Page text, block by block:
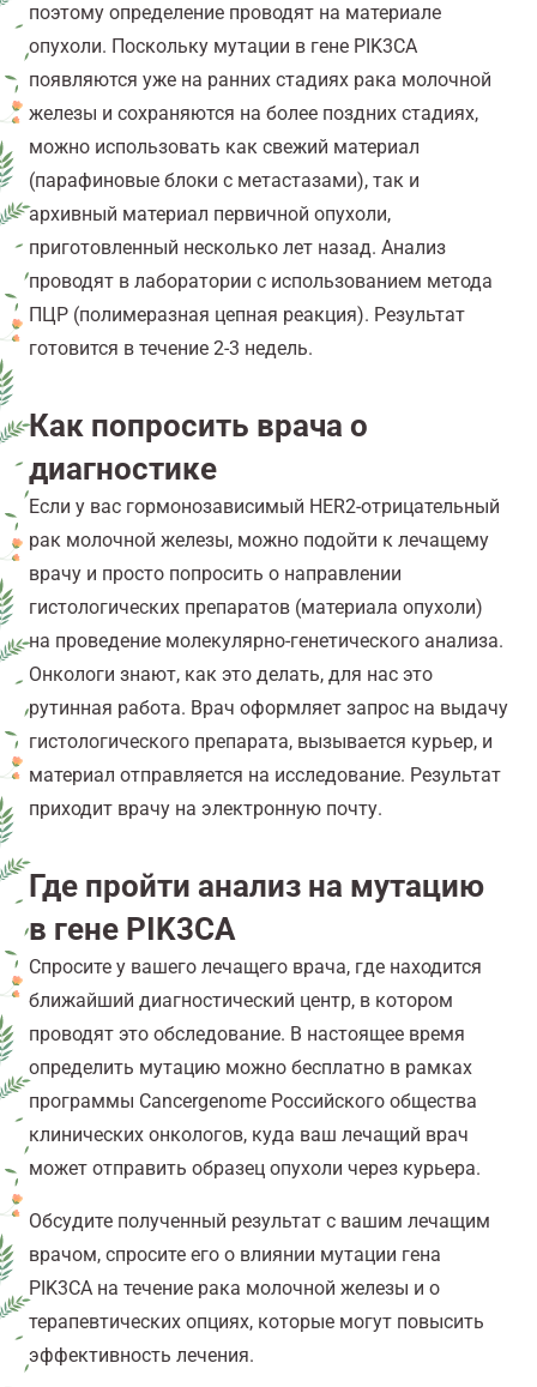
поэтому определение проводят на материале
опухоли. Поскольку мутации в гене PIK3CA
появляются уже на ранних стадиях рака молочной
железы и сохраняются на более поздних стадиях,
можно использовать как свежий материал
(парафиновые блоки с метастазами), так и
архивный материал первичной опухоли,
приготовленный несколько лет назад. Анализ
проводят в лаборатории с использованием метода
ПЦР (полимеразная цепная реакция). Результат
готовится в течение 2-3 недель.
Как попросить врача о
диагностике
Если у вас гормонозависимый HER2-отрицательный
рак молочной железы, можно подойти к лечащему
врачу и просто попросить о направлении
гистологических препаратов (материала опухоли)
на проведение молекулярно-генетического анализа.
Онкологи знают, как это делать, для нас это
рутинная работа. Врач оформляет запрос на выдачу
гистологического препарата, вызывается курьер, и
материал отправляется на исследование. Результат
приходит врачу на электронную почту.
Где пройти анализ на мутацию
в гене PIK3CA
Спросите у вашего лечащего врача, где находится
ближайший диагностический центр, в котором
проводят это обследование. В настоящее время
определить мутацию можно бесплатно в рамках
программы Cancergenome Российского общества
клинических онкологов, куда ваш лечащий врач
может отправить образец опухоли через курьера.
Обсудите полученный результат с вашим лечащим
врачом, спросите его о влиянии мутации гена
PIK3CA на течение рака молочной железы и о
терапевтических опциях, которые могут повысить
эффективность лечения.